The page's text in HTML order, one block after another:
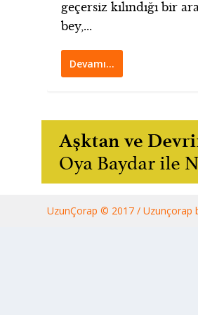
geçersiz kılındığı bir
bey,...
Devamı…
UzunÇorap © 2017 / Uzunçorap